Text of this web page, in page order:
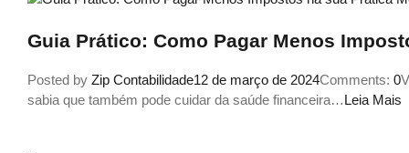
Guia Prático: Como Pagar Menos
Posted by Zip Contabilidade12 de março de 2024Comments: 0
sabia que também pode cuidar da saúde financeira…Leia Mais